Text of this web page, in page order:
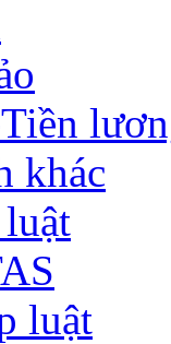
khác
luật